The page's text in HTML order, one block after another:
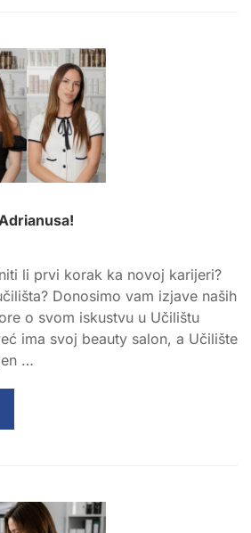
li prvi korak ka novoj karijeri?
Donosimo vam izjave naših
o svom iskustvu u Učilištu
ima svoj beauty salon, a Učilište
…